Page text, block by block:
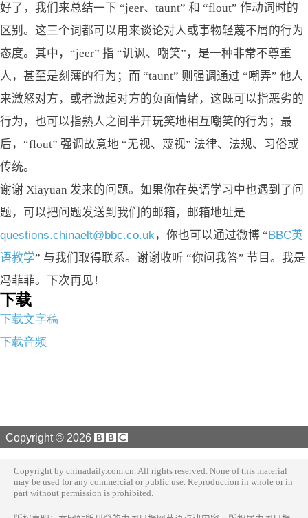
好了，我们来总结一下 “jeer、taunt” 和 “flout” 作动词时的
区别。这三个词都可以用来谈论对人或事物轻蔑不屑的行为
态度。其中，“jeer” 指 “讥讽、嘲笑”，是一种非常不尊重
人，甚至是刻薄的行为；而 “taunt” 则强调通过 “嘲弄” 他人
来激怒对方，或者激起对方的负面情绪，这既可以指恶劣的
行为，也可以指熟人之间半开玩笑地相互嘲笑的行为；最
后，“flout” 强调故意地 “无视、蔑视” 法律、法规、习俗或
传统。
谢谢 Xiayuan 发来的问题。如果你在英语学习中也遇到了问
题，可以把问题发送到我们的邮箱，邮箱地址是
questions.chinaelt@bbc.co.uk，你也可以通过微博 “BBC英
语教学” 与我们取得联系。谢谢收听 “你问我答” 节目。我是
冯菲菲。下次再见！
下载
下载文字稿
下载音频
Copyright © 2026
Copyright by chinadaily.com.cn. All rights reserved. None of this material
may be used for any commercial or public use. Reproduction in whole or in
part without permission is prohibited.